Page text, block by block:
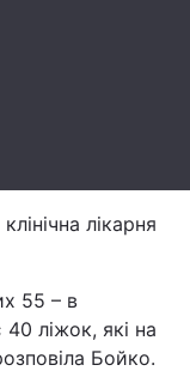
лікарня
55 – в
ліжок, які на
Бойко.